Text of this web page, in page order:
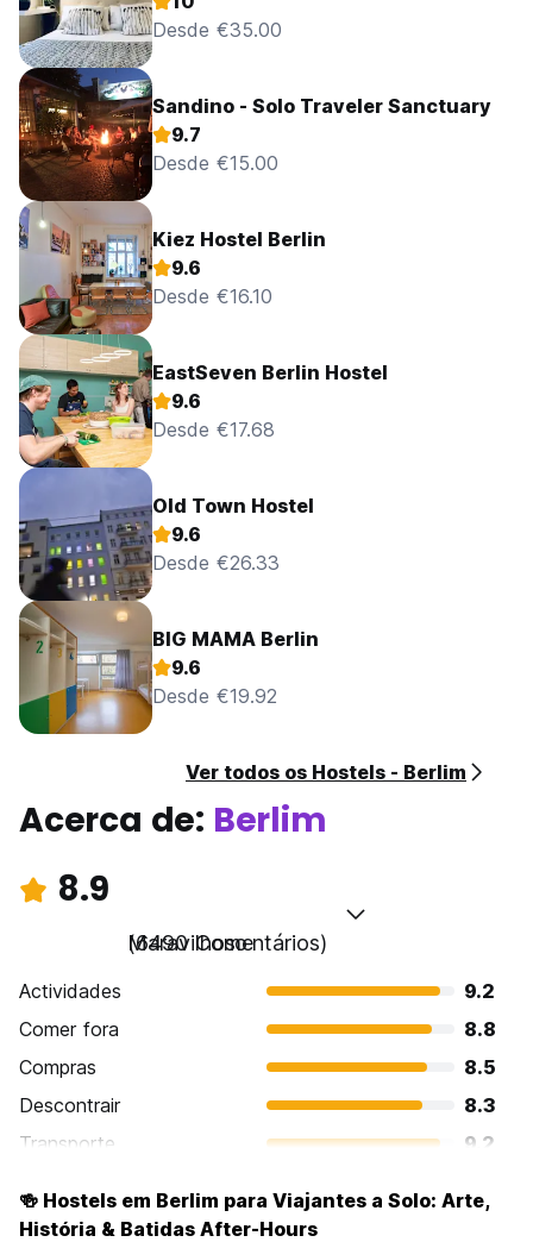
Desde €35.00
Sandino - Solo Traveler Sanctuary
9.7
Desde €15.00
Kiez Hostel Berlin
9.6
Desde €16.10
EastSeven Berlin Hostel
9.6
Desde €17.68
Old Town Hostel
9.6
Desde €26.33
BIG MAMA Berlin
9.6
Desde €19.92
Ver todos os Hostels - Berlim
Acerca de: Berlim
8.9
Maravilhoso
(6490 Comentários)
Actividades
9.2
Comer fora
8.8
Compras
8.5
Descontrair
8.3
Transporte
9.2
Cultura
🍻 Hostels em Berlim para Viajantes a Solo: Arte,
História & Batidas After-Hours